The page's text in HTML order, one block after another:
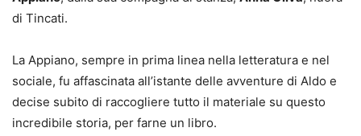
di Tincati.
La Appiano, sempre in prima linea nella letteratura e nel
sociale, fu affascinata all’istante delle avventure di Aldo e
decise subito di raccogliere tutto il materiale su questo
incredibile storia, per farne un libro.